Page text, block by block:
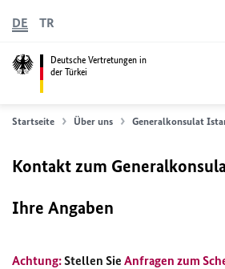
Deutsche Vertretungen in
der Türkei
DE TR
Startseite Über uns Generalkonsulat
Kontakt zum
Ihre Angaben
Achtung:Stellen Sie Anfragen zum